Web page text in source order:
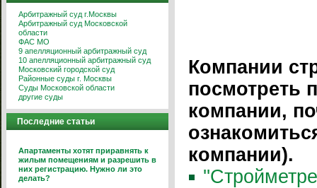
Арбитражный суд г.Москвы
Арбитражный суд Московской
области
ФАС МО
9 апелляционный арбитражный суд
10 апелляционный арбитражный суд
Московский городской суд
Районные суды г. Москвы
Суды Московской области
другие суды
Последние статьи
Апартаменты хотят приравнять к
жилым помещениям и разрешить в
них регистрацию. Нужно ли это
делать?
Компании
посмотреть
компании,
компании).